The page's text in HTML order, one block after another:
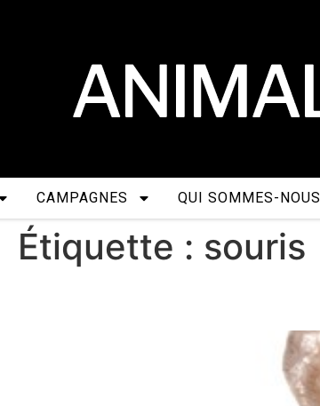
CAMPAGNES QUI SOMMES-NOUS
Étiquette : souris